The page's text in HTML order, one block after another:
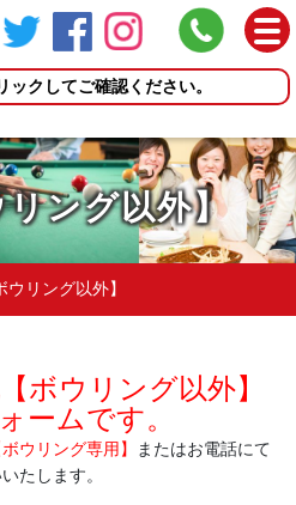
ックしてご確認ください。
ング以外】
ウリング以外】
ボウリング以外】
ームです。
ウリング専用】
またはお電話にて
たします。